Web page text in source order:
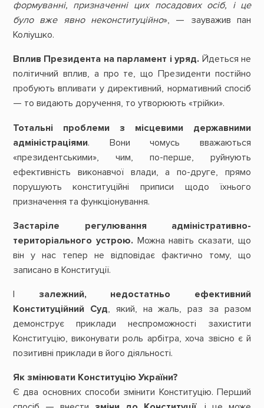
формуванні, призначенні цих посадових осіб, і це
було вже явно неконституційно», — зауважив пан
Коліушко.
Вплив Президента на парламент і уряд. Йдеться не
політичний вплив, а про те, що Президенти постійно
пробують впливати у директивний, нормативний спосіб
— то видають доручення, то утворюють «трійки».
Тотальні проблеми з місцевими державними
адміністраціями. Вони чомусь вважаються
«президентськими», чим, по-перше, руйнують
ефективність виконавчої влади, а по-друге, прямо
порушують конституційні приписи щодо їхнього
призначення та функціонування.
Застаріле регулювання адміністративно-
територіального устрою. Можна навіть сказати, що
він у нас тепер не відповідає фактично тому, що
записано в Конституції.
І залежний, недостатньо ефективний
Конституційний Суд, який, на жаль, раз за разом
демонструє приклади неспроможності захистити
Конституцію, виконувати роль арбітра, хоча звісно є й
позитивні приклади в його діяльності.
Як змінювати Конституцію України?
Є два основних способи змінити Конституцію. Перший